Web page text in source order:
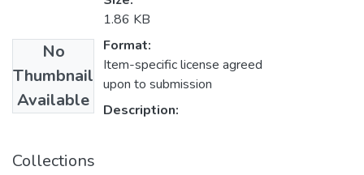
No
Thumbnail
Available
1.86 KB
Format:
Item-specific license agreed
upon to submission
Description:
Collections